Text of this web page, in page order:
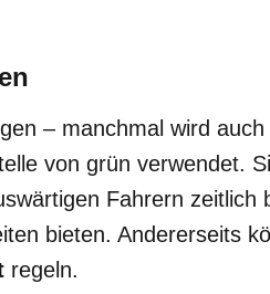
– manchmal wird
von grün verwendet.
Fahrern zeitlich
bieten. Andererseits
regeln.